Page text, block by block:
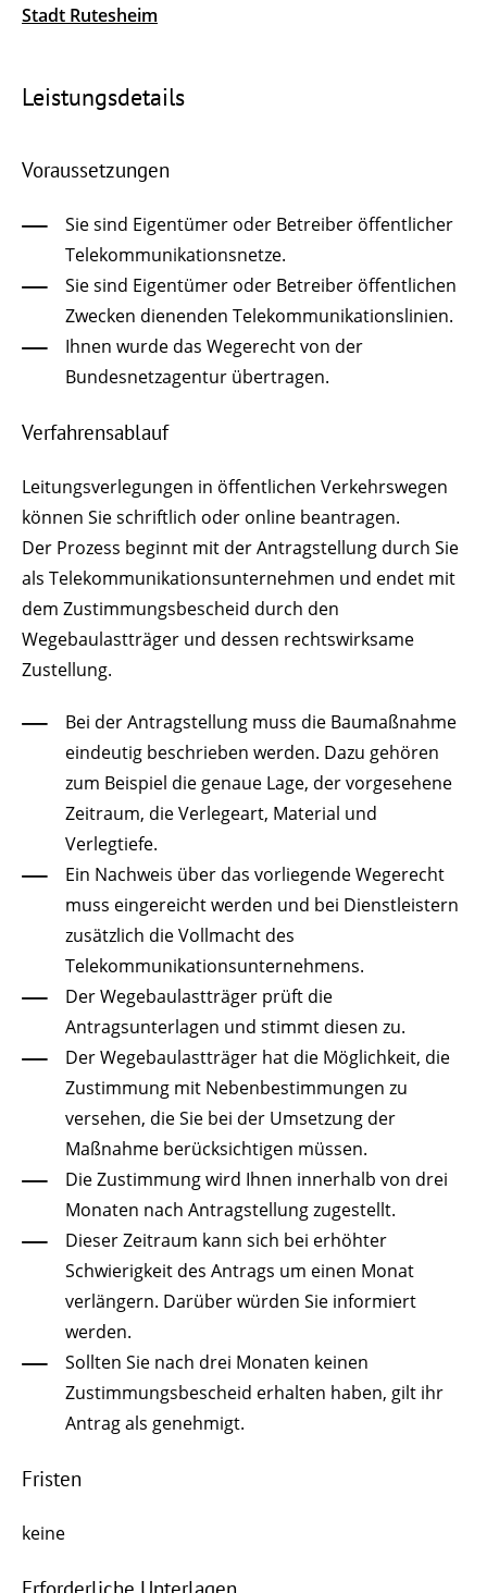
Stadt Rutesheim
Leistungsdetails
Voraussetzungen
Sie sind Eigentümer oder Betreiber öffentlicher
Telekommunikationsnetze.
Sie sind Eigentümer oder Betreiber öffentlichen
Zwecken dienenden Telekommunikationslinien.
Ihnen wurde das Wegerecht von der
Bundesnetzagentur übertragen.
Verfahrensablauf
Leitungsverlegungen in öffentlichen Verkehrswegen
können Sie schriftlich oder online beantragen.
Der Prozess beginnt mit der Antragstellung durch Sie
als Telekommunikationsunternehmen und endet mit
dem Zustimmungsbescheid durch den
Wegebaulastträger und dessen rechtswirksame
Zustellung.
Bei der Antragstellung muss die Baumaßnahme
eindeutig beschrieben werden. Dazu gehören
zum Beispiel die genaue Lage, der vorgesehene
Zeitraum, die Verlegeart, Material und
Verlegtiefe.
Ein Nachweis über das vorliegende Wegerecht
muss eingereicht werden und bei Dienstleistern
zusätzlich die Vollmacht des
Telekommunikationsunternehmens.
Der Wegebaulastträger prüft die
Antragsunterlagen und stimmt diesen zu.
Der Wegebaulastträger hat die Möglichkeit, die
Zustimmung mit Nebenbestimmungen zu
versehen, die Sie bei der Umsetzung der
Maßnahme berücksichtigen müssen.
Die Zustimmung wird Ihnen innerhalb von drei
Monaten nach Antragstellung zugestellt.
Dieser Zeitraum kann sich bei erhöhter
Schwierigkeit des Antrags um einen Monat
verlängern. Darüber würden Sie informiert
werden.
Sollten Sie nach drei Monaten keinen
Zustimmungsbescheid erhalten haben, gilt ihr
Antrag als genehmigt.
Fristen
keine